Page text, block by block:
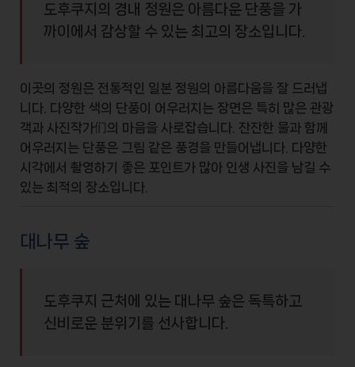
도후쿠지의 경내 정원은 아름다운 단풍을 가
까이에서 감상할 수 있는 최고의 장소입니다.
이곳의 정원은 전통적인 일본 정원 의 아름다움을 잘 드러냅
니다. 다양한 색의 단풍이 어우러지는 장면은 특히 많은 관광
객과 사진작가们의 마음을 사로잡습니다. 잔잔한 물과 함께
어우러지는 단풍은 그림 같은 풍경을 만들어냅니다. 다양한
시각에서 촬영하기 좋은 포인트가 많아 인생 사진을 남길 수
있는 최적의 장소입니다.
대나무 숲
도후쿠지 근처에 있는 대나무 숲은 독특하고
신비로운 분위기를 선사합니다.